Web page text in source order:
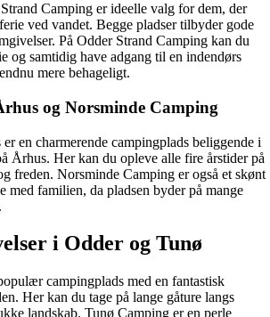
Camping er ideelle valg for dem, der
ved vandet. Begge pladser tilbyder gode
På Odder Strand Camping kan du
og samtidig have adgang til en indendørs
mere behageligt.
og Norsminde Camping
en charmerende campingplads beliggende i
Århus. Her kan du opleve alle fire årstider på
freden. Norsminde Camping er også et skønt
med familien, da pladsen byder på mange
i Odder og Tunø
campingplads med en fantastisk
Her kan du tage på lange gåture langs
landskab. Tunø Camping er en perle